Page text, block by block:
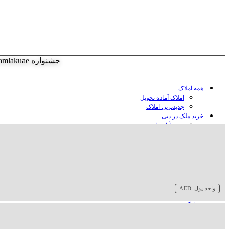
جشنواره amlakuae
همه املاک
املاک آماده تحویل
جدیدترین املاک
خرید ملک در دبی
خرید آپارتمان در دبی
واحد پول: AED